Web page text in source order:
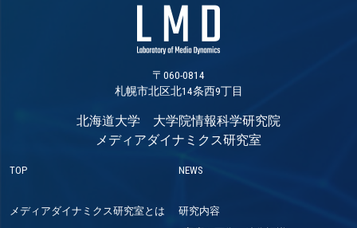
〒060-0814
札幌市北区北14条西9丁目
北海道大学 大学院情報科学研究院
メディアダイナミクス研究室
TOP NEWS
メディアダイナミクス研究室とは
研究内容